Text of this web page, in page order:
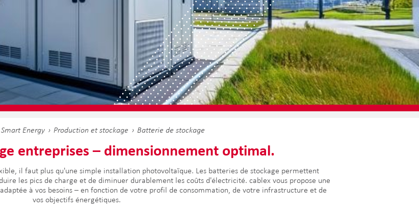
Smart Energy Production et stockage Batterie de stockage
entreprises – dimensionnement optimal.
il faut plus qu'une simple installation photovoltaïque. Les batteries de stockage permettent
les pics de charge et de diminuer durablement les coûts d'électricité. cablex vous propose une
à vos besoins – en fonction de votre profil de consommation, de votre infrastructure et de
vos objectifs énergétiques.